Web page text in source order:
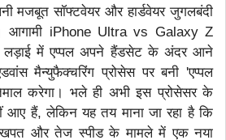
मजबूत सॉफ्टवेयर और हार्डवेयर जुगलबंदी
आगामी iPhone Ultra vs Galaxy Z
में एप्पल अपने हैंडसेट के अंदर आने
मैन्युफैक्चरिंग प्रोसेस पर बनी 'एप्पल
करेगा। भले ही अभी इस प्रोसेसर के
आए हैं, लेकिन यह तय माना जा रहा है कि
और तेज स्पीड के मामले में एक नया